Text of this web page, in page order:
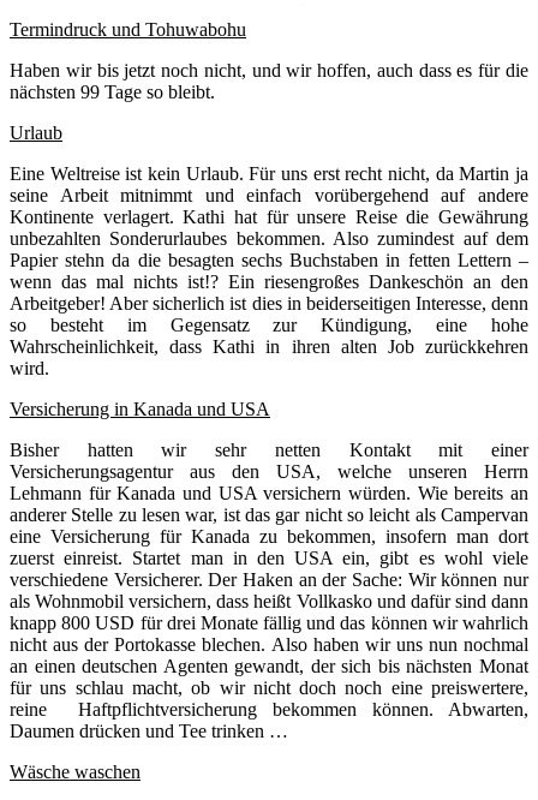
Termindruck und Tohuwabohu
Haben wir bis jetzt noch nicht, und wir hoffen, auch dass es für die
nächsten 99 Tage so bleibt.
Urlaub
Eine Weltreise ist kein Urlaub. Für uns erst recht nicht, da Martin ja
seine Arbeit mitnimmt und einfach vorübergehend auf andere
Kontinente verlagert. Kathi hat für unsere Reise die Gewährung
unbezahlten Sonderurlaubes bekommen. Also zumindest auf dem
Papier stehn da die besagten sechs Buchstaben in fetten Lettern –
wenn das mal nichts ist!? Ein riesengroßes Dankeschön an den
Arbeitgeber! Aber sicherlich ist dies in beiderseitigen Interesse, denn
so besteht im Gegensatz zur Kündigung, eine hohe
Wahrscheinlichkeit, dass Kathi in ihren alten Job zurückkehren
wird.
Versicherung in Kanada und USA
Bisher hatten wir sehr netten Kontakt mit einer
Versicherungsagentur aus den USA, welche unseren Herrn
Lehmann für Kanada und USA versichern würden. Wie bereits an
anderer Stelle zu lesen war, ist das gar nicht so leicht als Campervan
eine Versicherung für Kanada zu bekommen, insofern man dort
zuerst einreist. Startet man in den USA ein, gibt es wohl viele
verschiedene Versicherer. Der Haken an der Sache: Wir können nur
als Wohnmobil versichern, dass heißt Vollkasko und dafür sind dann
knapp 800 USD für drei Monate fällig und das können wir wahrlich
nicht aus der Portokasse blechen. Also haben wir uns nun nochmal
an einen deutschen Agenten gewandt, der sich bis nächsten Monat
für uns schlau macht, ob wir nicht doch noch eine preiswertere,
reine Haftpflichtversicherung bekommen können. Abwarten,
Daumen drücken und Tee trinken …
Wäsche waschen